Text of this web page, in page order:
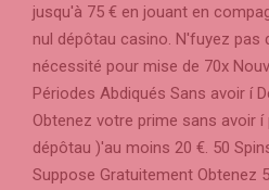
jusqu'à 75 € en jouant en
nul dépôtau casino. N'fuyez pas
nécessité pour mise de 70x
Périodes Abdiqués Sans avoir í
Obtenez votre prime sans avoir í
dépôtau )'au moins 20 €. 50
Suppose Gratuitement Obtenez